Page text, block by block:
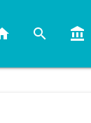
search account_balance